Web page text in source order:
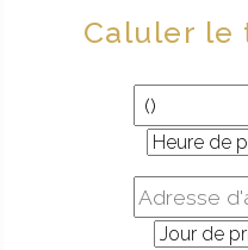
Caluler le